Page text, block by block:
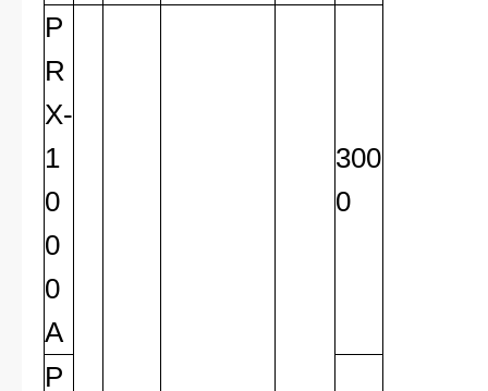
P
R
X-
1
0
0
0
A
300
0
P